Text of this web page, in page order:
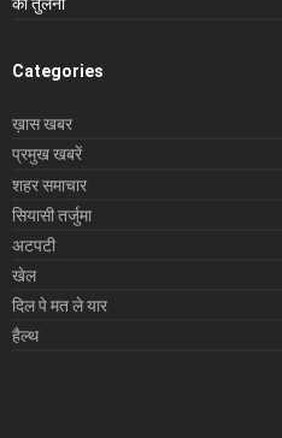
की तुलना
Categories
ख़ास खबर
प्रमुख खबरें
शहर समाचार
सियासी तर्जुमा
अटपटी
खेल
दिल पे मत ले यार
हैल्थ